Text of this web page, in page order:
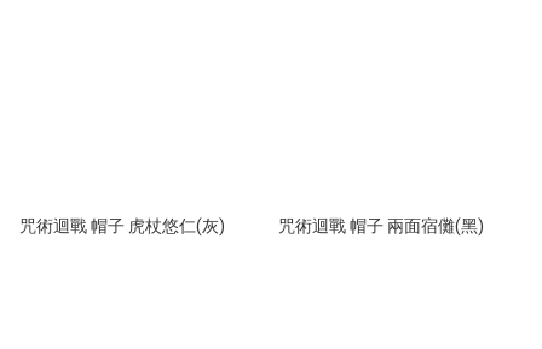
咒術迴戰 帽子 虎杖悠仁(灰) 咒術迴戰 帽子 兩面宿儺(黑)